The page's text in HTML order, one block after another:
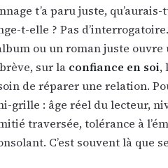
t’a paru juste,
t-elle ? Pas
ou un roman juste ouvre
sur la confiance en soi,
de réparer une relation.
grille : âge réel du lecteur,
traversée, tolérance à
C’est souvent là que